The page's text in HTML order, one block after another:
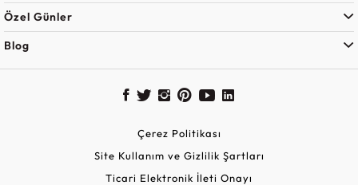
Özel Günler
Blog
Çerez Politikası
Site Kullanım ve Gizlilik Şartları
Ticari Elektronik İleti Onayı